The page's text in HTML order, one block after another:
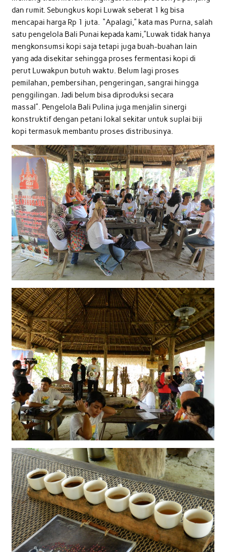
dan rumit. Sebungkus kopi Luwak seberat 1 kg bisa
mencapai harga Rp 1 juta. “Apalagi,” kata mas Purna, salah
satu pengelola Bali Punai kepada kami,”Luwak tidak hanya
mengkonsumsi kopi saja tetapi juga buah-buahan lain
yang ada disekitar sehingga proses fermentasi kopi di
perut Luwakpun butuh waktu. Belum lagi proses
pemilahan, pembersihan, pengeringan, sangrai hingga
penggilingan. Jadi belum bisa diproduksi secara
massal”. Pengelola Bali Pulina juga menjalin sinergi
konstruktif dengan petani lokal sekitar untuk suplai biji
kopi termasuk membantu proses distribusinya.